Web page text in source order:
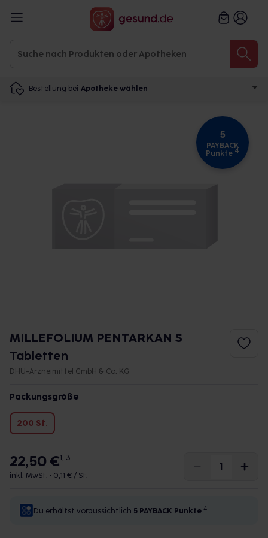
Bestellung bei Apotheke wählen
5
PAYBACK
Punkte 4
MILLEFOLIUM PENTARKAN S
Tabletten
DHU-Arzneimittel GmbH & Co. KG
Packungsgröße
200 St.
22,50 €1, 3
inkl. MwSt. • 0,11 € / St.
Du erhältst voraussichtlich 5 PAYBACK Punkte 4